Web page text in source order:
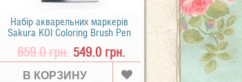
Набір акварельних маркерів
Sakura KOI Coloring Brush Pen
659.0 грн. 549.0 грн.
В КОРЗИНУ